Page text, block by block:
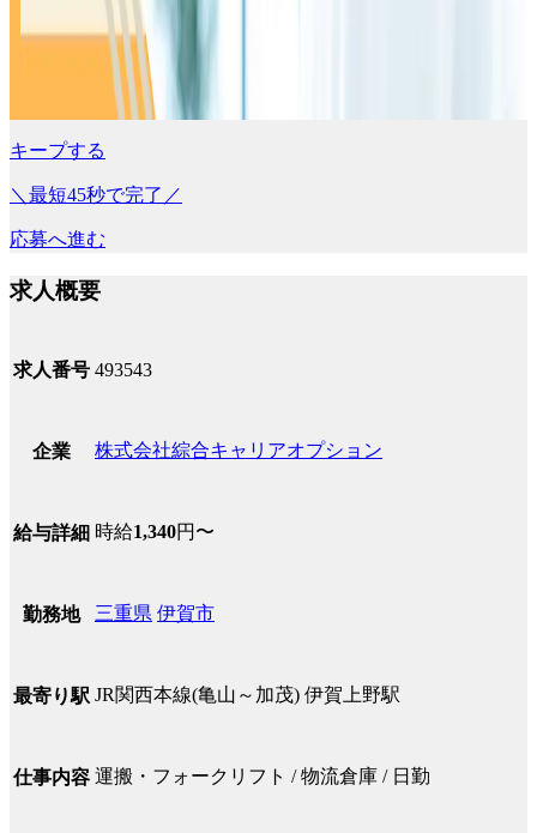
キープする
＼最短45秒で完了／
応募へ進む
求人概要
求人番号 493543
企業 株式会社綜合キャリアオプション
給与詳細 時給1,340円〜
勤務地 三重県 伊賀市
最寄り駅 JR関西本線(亀山～加茂) 伊賀上野駅
仕事内容 運搬・フォークリフト / 物流倉庫 / 日勤